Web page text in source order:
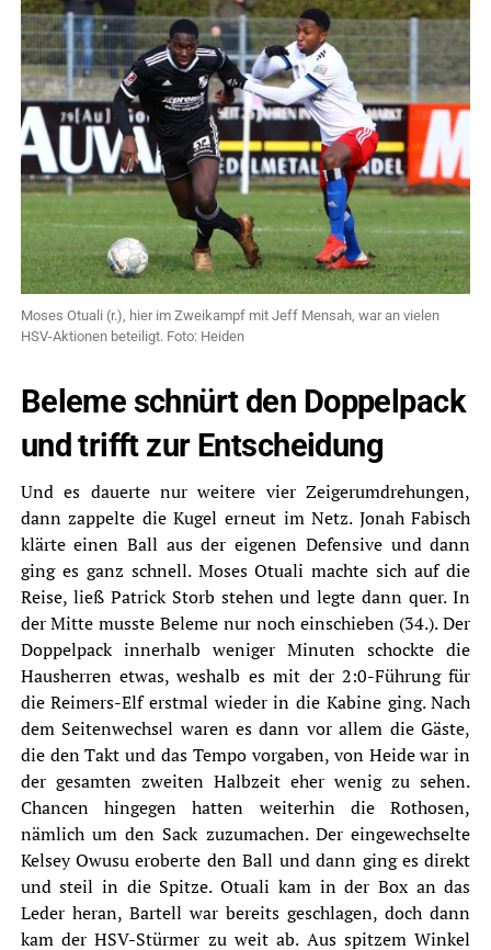
Moses Otuali (r.), hier im Zweikampf mit Jeff Mensah, war an vielen
HSV-Aktionen beteiligt. Foto: Heiden
Beleme schnürt den Doppelpack
und trifft zur Entscheidung
Und es dauerte nur weitere vier Zeigerumdrehungen,
dann zappelte die Kugel erneut im Netz. Jonah Fabisch
klärte einen Ball aus der eigenen Defensive und dann
ging es ganz schnell. Moses Otuali machte sich auf die
Reise, ließ Patrick Storb stehen und legte dann quer. In
der Mitte musste Beleme nur noch einschieben (34.). Der
Doppelpack innerhalb weniger Minuten schockte die
Hausherren etwas, weshalb es mit der 2:0-Führung für
die Reimers-Elf erstmal wieder in die Kabine ging. Nach
dem Seitenwechsel waren es dann vor allem die Gäste,
die den Takt und das Tempo vorgaben, von Heide war in
der gesamten zweiten Halbzeit eher wenig zu sehen.
Chancen hingegen hatten weiterhin die Rothosen,
nämlich um den Sack zuzumachen. Der eingewechselte
Kelsey Owusu eroberte den Ball und dann ging es direkt
und steil in die Spitze. Otuali kam in der Box an das
Leder heran, Bartell war bereits geschlagen, doch dann
kam der HSV-Stürmer zu weit ab. Aus spitzem Winkel